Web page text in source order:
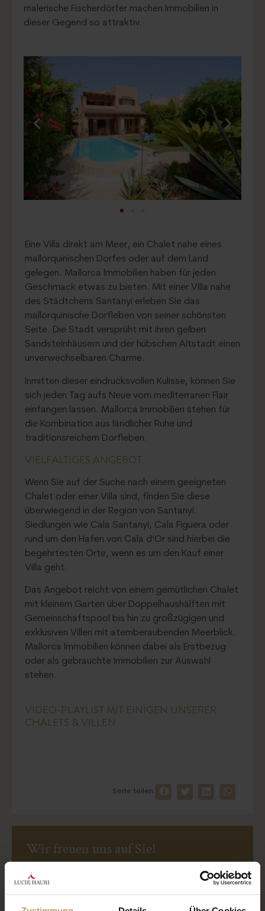
malerische Fischerdörfer machen Immobilien in
dieser Gegend so attraktiv.
Eine Villa direkt am Meer, ein Chalet nahe eines
mallorquinischen Dorfes oder auf dem Land
gelegen. Mallorca Immobilien haben für jeden
Geschmack etwas zu bieten. Mit einer Villa nahe
des Städtchens Santanyí erleben Sie das
mallorquinische Dorfleben von seiner schönsten
Seite. Die Stadt versprüht mit ihren gelben
Sandsteinhäusern und der hübschen Altstadt einen
unverwechselbaren Charme.
Inmitten dieser eindrucksvollen Kulisse, können Sie
sich jeden Tag aufs Neue vom mediterranen Flair
einfangen lassen. Mallorca Immobilien stehen für
die Kombination aus ländlicher Ruhe und
traditionsreichem Dorfleben.
VIELFÄLTIGES ANGEBOT
Wenn Sie auf der Suche nach einem geeigneten
Chalet oder einer Villa sind, finden Sie diese
überwiegend in der Region von Santanyí.
Siedlungen wie Cala Santanyí, Cala Figuera oder
rund um den Hafen von Cala d’Or sind hierbei die
begehrtesten Orte, wenn es um den Kauf einer
Villa geht.
Das Angebot reicht von einem gemütlichen Chalet
mit kleinem Garten über Doppelhaushälften mit
Gemeinschaftspool bis hin zu großzügigen und
exklusiven Villen mit atemberaubenden Meerblick.
Mallorca Immobilien können dabei als Erstbezug
oder als gebrauchte Immobilien zur Auswahl
stehen.
VIDEO-PLAYLIST MIT EINIGEN UNSERER
CHALETS & VILLEN